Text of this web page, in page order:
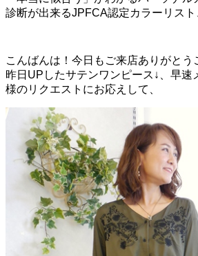
診断が出来るJPFCA認定カラーリスト
こんばんは！今日もご来店ありがとう
昨日UPしたサテンワンピース↓、早速
様のリクエストにお応えして、